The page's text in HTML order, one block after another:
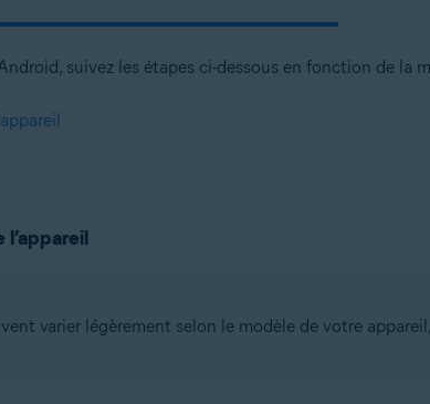
suivez les étapes ci-dessous en fonction de la
varier légèrement selon le modèle de votre